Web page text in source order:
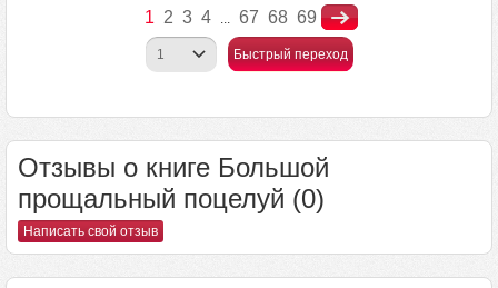
1 2 3 4 ... 67 68 69
Быстрый переход
Отзывы о книге Большой
прощальный поцелуй (0)
Написать свой отзыв